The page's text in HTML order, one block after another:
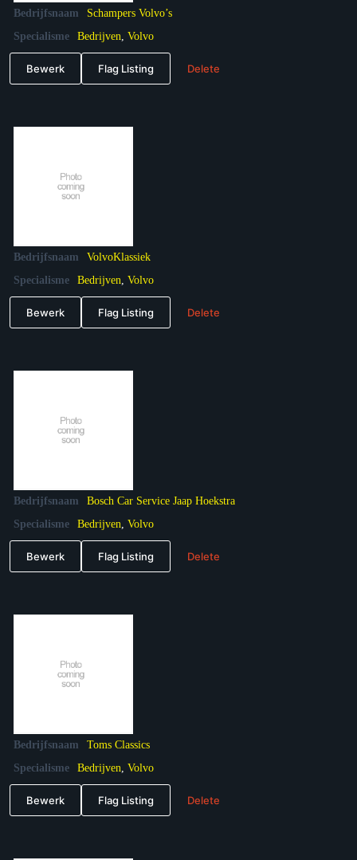
Bedrijfsnaam
Schampers Volvo’s
Specialisme
Bedrijven Volvo
Bewerk Flag Listing Delete
Bedrijfsnaam
VolvoKlassiek
Specialisme
Bedrijven Volvo
Bewerk Flag Listing Delete
Bedrijfsnaam
Bosch Car Service Jaap Hoekstra
Specialisme
Bedrijven Volvo
Bewerk Flag Listing Delete
Bedrijfsnaam
Toms Classics
Specialisme
Bedrijven Volvo
Bewerk Flag Listing Delete